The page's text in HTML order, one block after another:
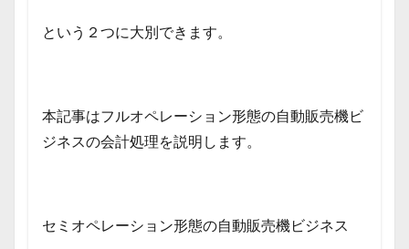
という２つに大別できます。
本記事はフルオペレーション形態の自動販売機ビ
ジネスの会計処理を説明します。
セミオペレーション形態の自動販売機ビジネス